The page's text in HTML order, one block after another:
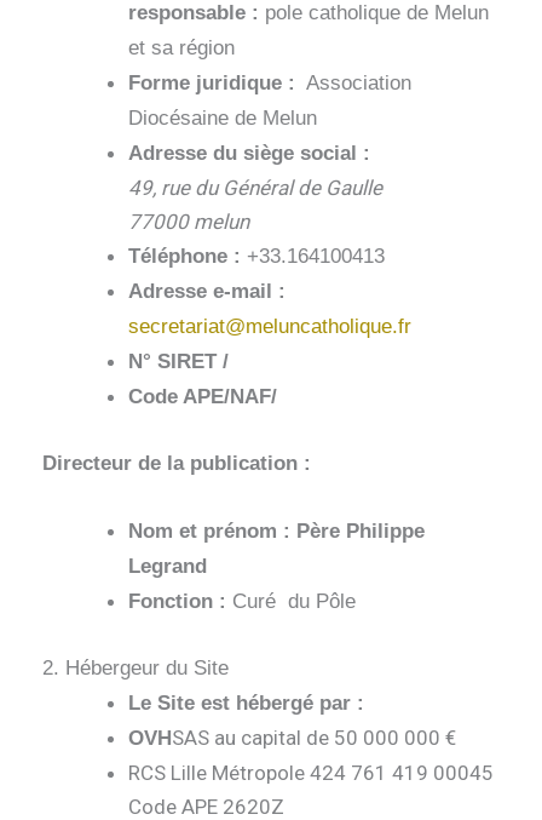
responsable : pole catholique de Melun
et sa région
Forme juridique : Association
Diocésaine de Melun
Adresse du siège social :
49, rue du Général de Gaulle
77000 melun
Téléphone : +33.164100413
Adresse e-mail :
secretariat@meluncatholique.fr
N° SIRET /
Code APE/NAF/
Directeur de la publication :
Nom et prénom : Père Philippe
Legrand
Fonction : Curé du Pôle
2. Hébergeur du Site
Le Site est hébergé par :
OVHSAS au capital de 50 000 000 €
RCS Lille Métropole 424 761 419 00045
Code APE 2620Z